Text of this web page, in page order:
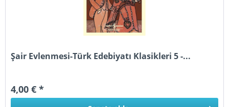
Şair Evlenmesi-Türk Edebiyatı Klasikleri 5 -...
4,00 € *